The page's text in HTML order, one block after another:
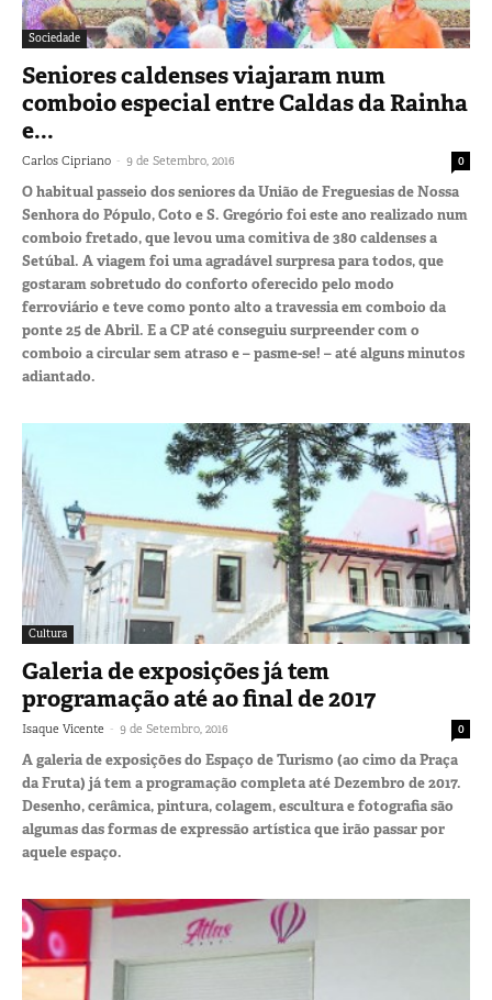
Sociedade
Seniores caldenses viajaram num
comboio especial entre Caldas da Rainha
e...
Carlos Cipriano - 9 de Setembro, 2016 0
O habitual passeio dos seniores da União de Freguesias de Nossa
Senhora do Pópulo, Coto e S. Gregório foi este ano realizado num
comboio fretado, que levou uma comitiva de 380 caldenses a
Setúbal. A viagem foi uma agradável surpresa para todos, que
gostaram sobretudo do conforto oferecido pelo modo
ferroviário e teve como ponto alto a travessia em comboio da
ponte 25 de Abril. E a CP até conseguiu surpreender com o
comboio a circular sem atraso e – pasme-se! – até alguns minutos
adiantado.
Cultura
Galeria de exposições já tem
programação até ao final de 2017
Isaque Vicente - 9 de Setembro, 2016 0
A galeria de exposições do Espaço de Turismo (ao cimo da Praça
da Fruta) já tem a programação completa até Dezembro de 2017.
Desenho, cerâmica, pintura, colagem, escultura e fotografia são
algumas das formas de expressão artística que irão passar por
aquele espaço.